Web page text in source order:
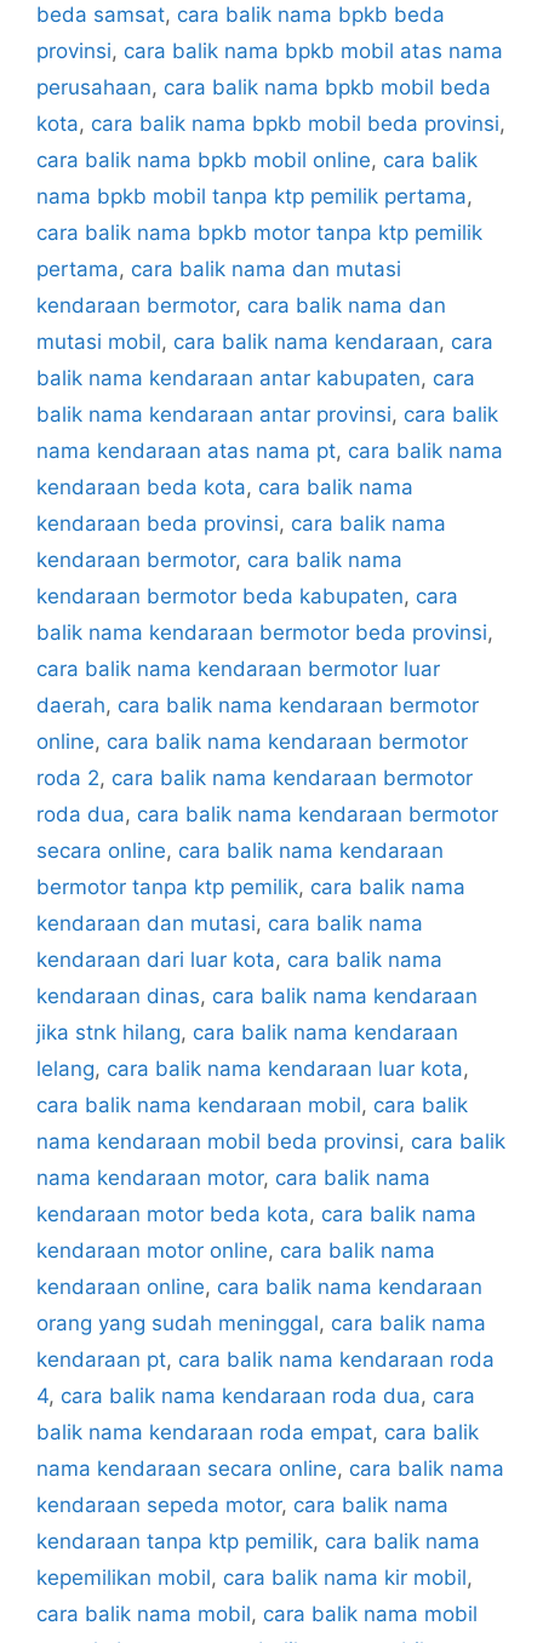
beda samsat, cara balik nama bpkb beda
provinsi, cara balik nama bpkb mobil atas nama
perusahaan, cara balik nama bpkb mobil beda
kota, cara balik nama bpkb mobil beda provinsi,
cara balik nama bpkb mobil online, cara balik
nama bpkb mobil tanpa ktp pemilik pertama,
cara balik nama bpkb motor tanpa ktp pemilik
pertama, cara balik nama dan mutasi
kendaraan bermotor, cara balik nama dan
mutasi mobil, cara balik nama kendaraan, cara
balik nama kendaraan antar kabupaten, cara
balik nama kendaraan antar provinsi, cara balik
nama kendaraan atas nama pt, cara balik nama
kendaraan beda kota, cara balik nama
kendaraan beda provinsi, cara balik nama
kendaraan bermotor, cara balik nama
kendaraan bermotor beda kabupaten, cara
balik nama kendaraan bermotor beda provinsi,
cara balik nama kendaraan bermotor luar
daerah, cara balik nama kendaraan bermotor
online, cara balik nama kendaraan bermotor
roda 2, cara balik nama kendaraan bermotor
roda dua, cara balik nama kendaraan bermotor
secara online, cara balik nama kendaraan
bermotor tanpa ktp pemilik, cara balik nama
kendaraan dan mutasi, cara balik nama
kendaraan dari luar kota, cara balik nama
kendaraan dinas, cara balik nama kendaraan
jika stnk hilang, cara balik nama kendaraan
lelang, cara balik nama kendaraan luar kota,
cara balik nama kendaraan mobil, cara balik
nama kendaraan mobil beda provinsi, cara balik
nama kendaraan motor, cara balik nama
kendaraan motor beda kota, cara balik nama
kendaraan motor online, cara balik nama
kendaraan online, cara balik nama kendaraan
orang yang sudah meninggal, cara balik nama
kendaraan pt, cara balik nama kendaraan roda
4, cara balik nama kendaraan roda dua, cara
balik nama kendaraan roda empat, cara balik
nama kendaraan secara online, cara balik nama
kendaraan sepeda motor, cara balik nama
kendaraan tanpa ktp pemilik, cara balik nama
kepemilikan mobil, cara balik nama kir mobil,
cara balik nama mobil, cara balik nama mobil